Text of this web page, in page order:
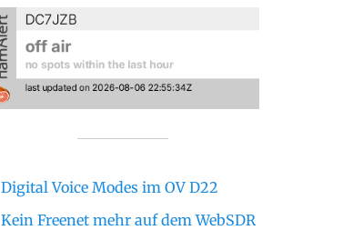
Digital Voice Modes im OV D22
Kein Freenet mehr auf dem WebSDR